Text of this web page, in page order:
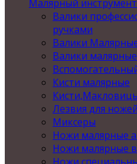
Малярный инструмент
Валики
ручками
Валики
Валики
Кисти малярные
Лезвия для ножей
Миксеры
Ножи малярные
Ножи малярные